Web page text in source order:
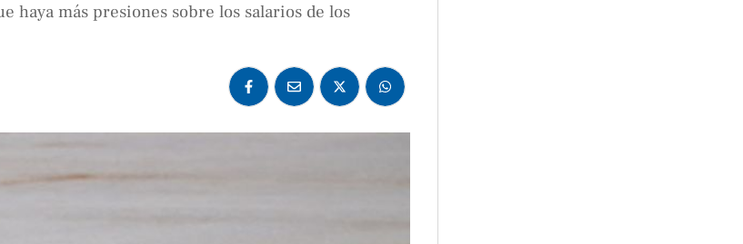
haya más presiones sobre los salarios de los